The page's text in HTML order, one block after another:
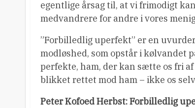
egentlige årsag til, at vi frimodigt
medvandrere for andre i vores
”Forbilledlig uperfekt” er en
modløshed, som opstår i kølvandet
perfekte, ham, der kan sætte os fri
blikket rettet mod ham – ikke os
Peter Kofoed Herbst: Forbilledlig